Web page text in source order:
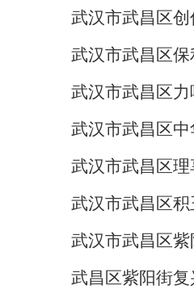
武汉市武昌区
武汉市武昌区
武汉市武昌区
武汉市武昌区
武汉市武昌区
武汉市武昌区
武汉市武昌区
武昌区紫阳街